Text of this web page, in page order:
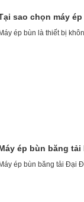
sao chọn máy
ép bùn là thiết bị
ép bùn băng
ép bùn băng tải Đại